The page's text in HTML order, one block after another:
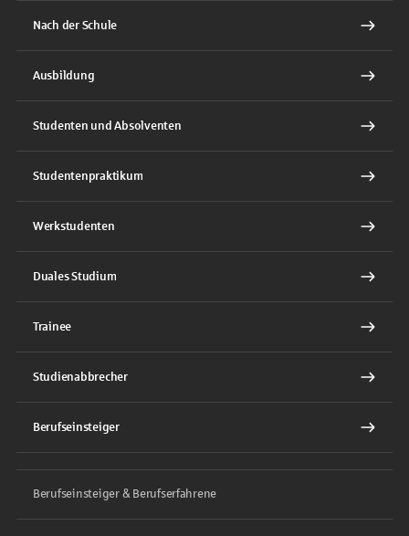
Nach der Schule
Ausbildung
Studenten und Absolventen
Studentenpraktikum
Werkstudenten
Duales Studium
Trainee
Studienabbrecher
Berufseinsteiger
Berufseinsteiger & Berufserfahrene